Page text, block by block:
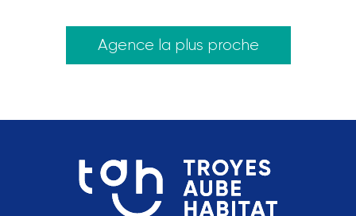
Agence la plus proche